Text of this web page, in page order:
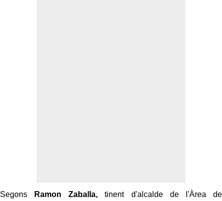
Segons Ramon Zaballa, tinent d'alcalde de l'Àrea de